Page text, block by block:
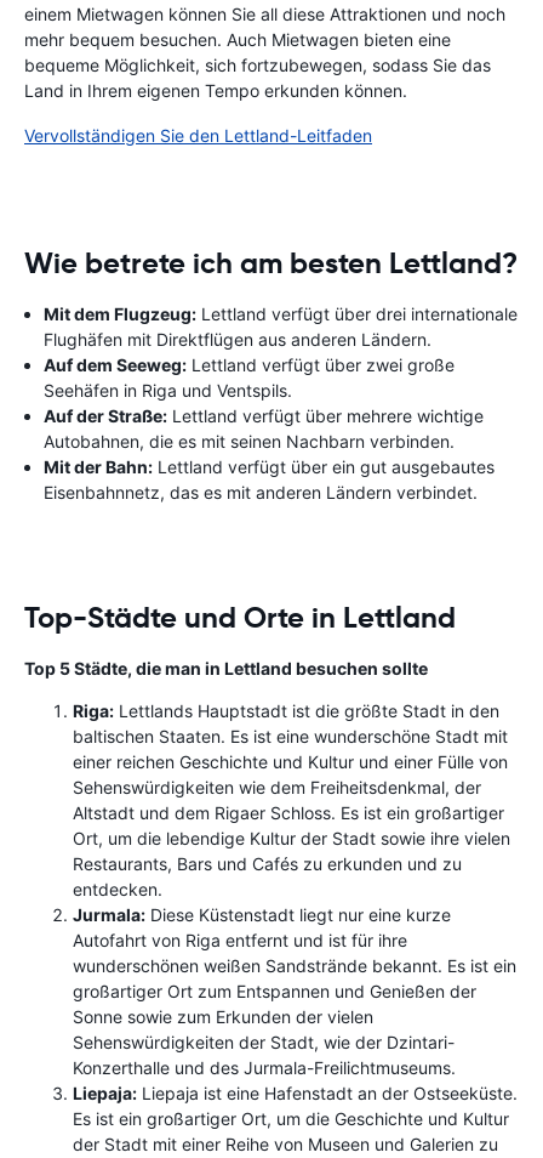
einem Mietwagen können Sie all diese Attraktionen und noch
mehr bequem besuchen. Auch Mietwagen bieten eine
bequeme Möglichkeit, sich fortzubewegen, sodass Sie das
Land in Ihrem eigenen Tempo erkunden können.
Vervollständigen Sie den Lettland-Leitfaden
Wie betrete ich am besten Lettland?
Mit dem Flugzeug: Lettland verfügt über drei internationale
Flughäfen mit Direktflügen aus anderen Ländern.
Auf dem Seeweg: Lettland verfügt über zwei große
Seehäfen in Riga und Ventspils.
Auf der Straße: Lettland verfügt über mehrere wichtige
Autobahnen, die es mit seinen Nachbarn verbinden.
Mit der Bahn: Lettland verfügt über ein gut ausgebautes
Eisenbahnnetz, das es mit anderen Ländern verbindet.
Top-Städte und Orte in Lettland
Top 5 Städte, die man in Lettland besuchen sollte
Riga: Lettlands Hauptstadt ist die größte Stadt in den
baltischen Staaten. Es ist eine wunderschöne Stadt mit
einer reichen Geschichte und Kultur und einer Fülle von
Sehenswürdigkeiten wie dem Freiheitsdenkmal, der
Altstadt und dem Rigaer Schloss. Es ist ein großartiger
Ort, um die lebendige Kultur der Stadt sowie ihre vielen
Restaurants, Bars und Cafés zu erkunden und zu
entdecken.
Jurmala: Diese Küstenstadt liegt nur eine kurze
Autofahrt von Riga entfernt und ist für ihre
wunderschönen weißen Sandstrände bekannt. Es ist ein
großartiger Ort zum Entspannen und Genießen der
Sonne sowie zum Erkunden der vielen
Sehenswürdigkeiten der Stadt, wie der Dzintari-
Konzerthalle und des Jurmala-Freilichtmuseums.
Liepaja: Liepaja ist eine Hafenstadt an der Ostseeküste.
Es ist ein großartiger Ort, um die Geschichte und Kultur
der Stadt mit einer Reihe von Museen und Galerien zu